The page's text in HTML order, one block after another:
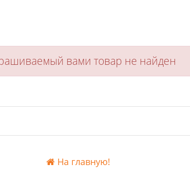
вами товар не найден
На главную!